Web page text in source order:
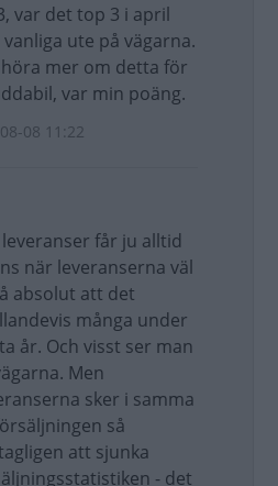
var det top 3 i april
ute på vägarna.
mer om detta för
var min poäng.
08 11:22
får ju alltid
när leveranserna väl
absolut att det
många under
år. Och visst ser man
Men
sker i samma
så
att sjunka
- det